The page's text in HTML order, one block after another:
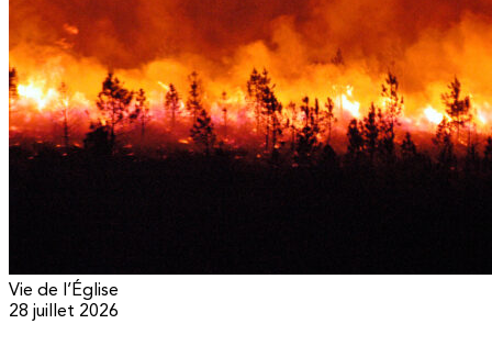
Vie de l’Église
28 juillet 2026